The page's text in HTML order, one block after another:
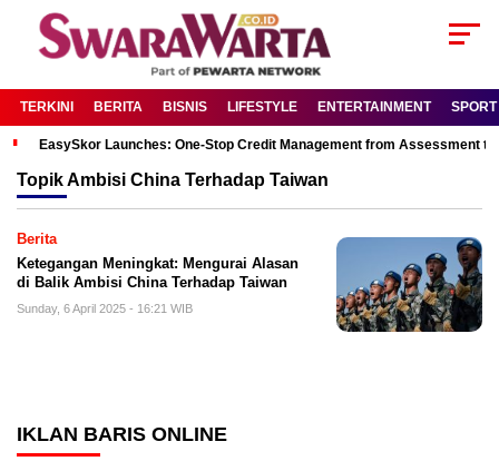
TERKINI BERITA BISNIS LIFESTYLE ENTERTAINMENT SPORT
EasySkor Launches: One-Stop Credit Management from Assessment
TopikAmbisi China Terhadap Taiwan
Berita
Ketegangan Meningkat: Mengurai Alasan
di Balik Ambisi China Terhadap Taiwan
Sunday, 6 April 2025 - 16:21 WIB
IKLAN BARIS ONLINE